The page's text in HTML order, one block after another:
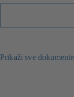
Prikaži sve